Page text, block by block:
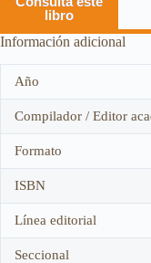
libro
Información adicional
Año
Compilador / Editor
Formato
ISBN
Línea editorial
Seccional